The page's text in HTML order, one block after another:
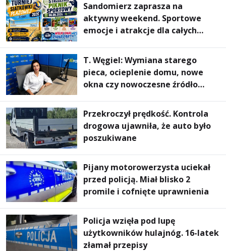
Sandomierz zaprasza na
aktywny weekend. Sportowe
emocje i atrakcje dla całych
T. Węgiel: Wymiana starego
pieca, ocieplenie domu, nowe
okna czy nowoczesne źródło
rachunki za energię, lepszy
komfort życia i... czystsze
powietrze
Przekroczył prędkość. Kontrola
drogowa ujawniła, że auto było
poszukiwane
Pijany motorowerzysta uciekał
przed policją. Miał blisko 2
promile i cofnięte uprawnienia
Policja wzięła pod lupę
użytkowników hulajnóg. 16-latek
złamał przepisy